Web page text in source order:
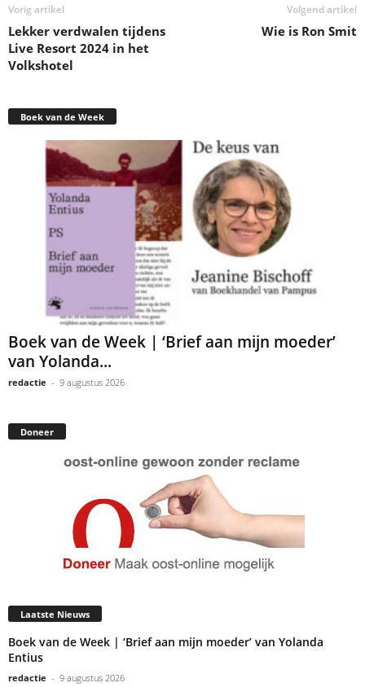
Vorig artikel
Lekker verdwalen tijdens
Live Resort 2024 in het
Volkshotel
Volgend artikel
Wie is Ron Smit
Boek van de Week
Boek van de Week | ‘Brief aan mijn moeder’
van Yolanda...
redactie - 9 augustus 2026
Doneer
Laatste Nieuws
Boek van de Week | ‘Brief aan mijn moeder’ van Yolanda
Entius
redactie - 9 augustus 2026